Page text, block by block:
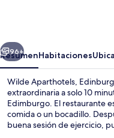
Siguiente
96+
ResumenHabitaciones
Wilde Aparthotels,
extraordinaria a solo 10
Edimburgo. El restaurante
comida o un bocadillo.
buena sesión de ejercicio,